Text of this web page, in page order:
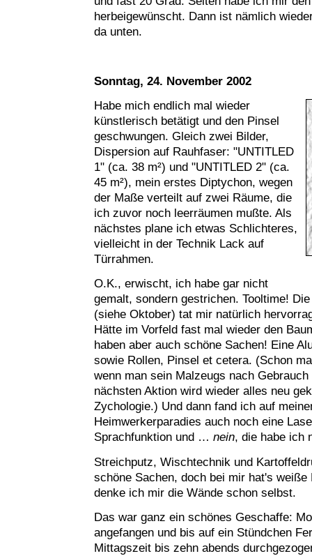
herbeigewünscht. Dann ist nämlich
da unten.
Sonntag, 24. November 2002
Habe mich endlich mal wieder
künstlerisch betätigt und den Pinsel
geschwungen. Gleich zwei Bilder,
Dispersion auf Rauhfaser: "UNTITLED
1" (ca. 38 m²) und "UNTITLED 2" (ca.
45 m²), mein erstes Diptychon, wegen
der Maße verteilt auf zwei Räume, die
ich zuvor noch leerräumen mußte. Als
nächstes plane ich etwas Schlichteres,
vielleicht in der Technik Lack auf
Türrahmen.
O.K., erwischt, ich habe gar nicht
gemalt, sondern gestrichen. Tooltime!
(siehe Oktober) tat mir natürlich
Hätte im Vorfeld fast mal wieder den
haben aber auch schöne Sachen! Eine
sowie Rollen, Pinsel et cetera. (Schon
wenn man sein Malzeugs nach
nächsten Aktion wird wieder alles neu
Zychologie.) Und dann fand ich auf
Heimwerkerparadies auch noch eine
Sprachfunktion und … nein, die habe ich
Streichputz, Wischtechnik und
schöne Sachen, doch bei mir hat's
denke ich mir die Wände schon selbst.
Das war ganz ein schönes Geschaffe:
angefangen und bis auf ein Stündchen
Mittagszeit bis zehn abends